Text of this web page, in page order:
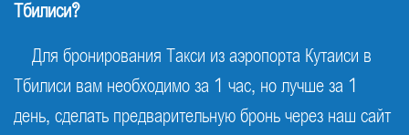
Тбилиси?
Для бронирования Такси из аэропорта Кутаиси в
Тбилиси вам необходимо за 1 час, но лучше за 1
день, сделать предварительную бронь через наш сайт